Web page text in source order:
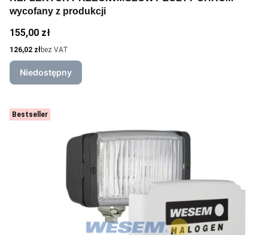
wycofany z produkcji
Cena
155,00 zł
Cena
126,02 złbez VAT
Niedostępny
Bestseller